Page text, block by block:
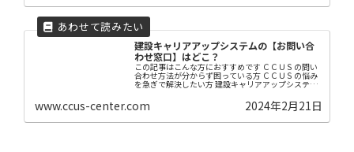
建設キャリアアップシステムの【お問い合
わせ窓口】はどこ？
この記事はこんな方におすすめです ＣＣＵＳの問い
合わせ方法が分からず困っている方 ＣＣＵＳの悩み
を急ぎで解決したい方 建設キャリアアップシステム
（CCUS）は、技能者が、技能・経験に応じて適切に
処遇される建設業を目指して、技能者の資格や現
場...
www.ccus-center.com 2024年2月21日